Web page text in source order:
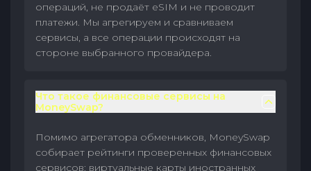
операций, не продаёт eSIM и не проводит
платежи. Мы агрегируем и сравниваем
сервисы, а все операции происходят на
стороне выбранного провайдера.
Что такое финансовые сервисы на
MoneySwap?
Помимо агрегатора обменников, MoneySwap
собирает рейтинги проверенных финансовых
сервисов: виртуальные карты иностранных